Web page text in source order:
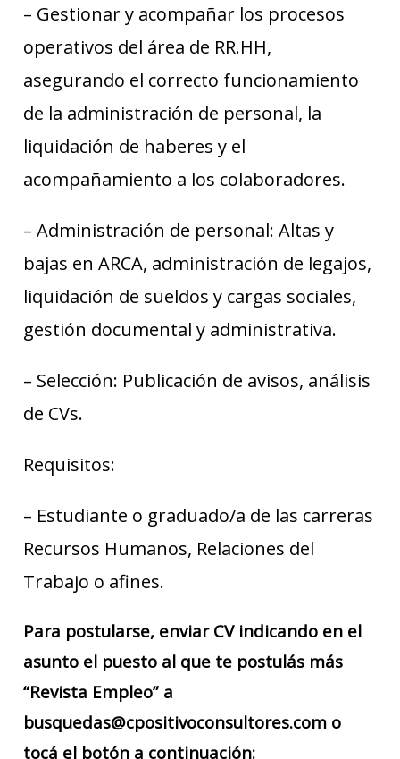
– Gestionar y acompañar los procesos
operativos del área de RR.HH,
asegurando el correcto funcionamiento
de la administración de personal, la
liquidación de haberes y el
acompañamiento a los colaboradores.
– Administración de personal: Altas y
bajas en ARCA, administración de legajos,
liquidación de sueldos y cargas sociales,
gestión documental y administrativa.
– Selección: Publicación de avisos, análisis
de CVs.
Requisitos:
– Estudiante o graduado/a de las carreras
Recursos Humanos, Relaciones del
Trabajo o afines.
Para postularse, enviar CV indicando en el
asunto el puesto al que te postulás más
“Revista Empleo” a
busquedas@cpositivoconsultores.com o
tocá el botón a continuación: